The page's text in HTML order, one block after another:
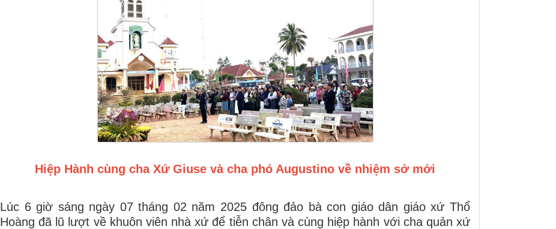
Hiệp Hành cùng cha Xứ Giuse và cha phó Augustino về nhiệm sở mới
Lúc 6 giờ sáng ngày 07 tháng 02 năm 2025 đông đảo bà con giáo dân giáo xứ Thổ
Hoàng đã lũ lượt về khuôn viên nhà xứ để tiễn chân và cùng hiệp hành với cha quản xứ